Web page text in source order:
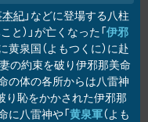
紀」などに登場する八柱
と）」が亡くなった「伊邪
黄泉国（よもつくに）に赴
の約束を破り伊邪那美命
の体の各所からは八雷神
り恥をかかされた伊邪那
に八雷神や「黄泉軍（よも